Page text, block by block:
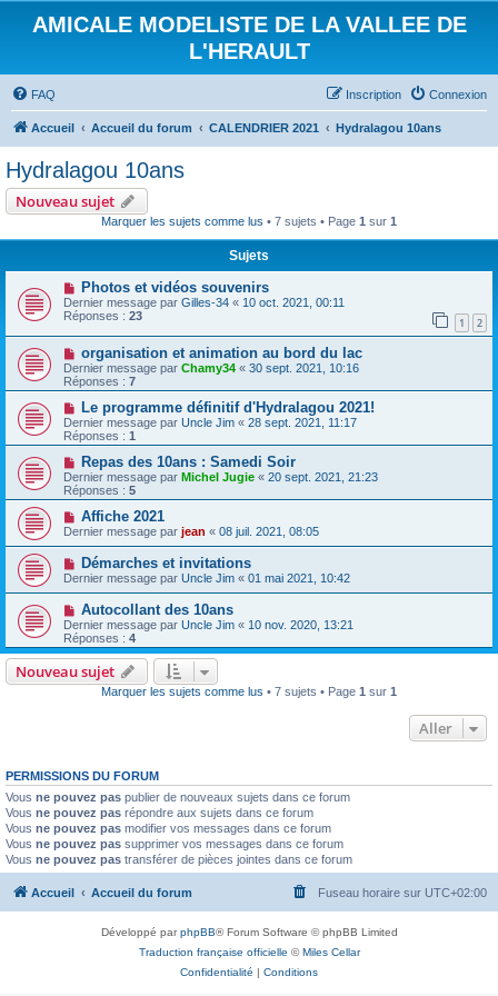
AMICALE MODELISTE DE LA VALLEE DE
L'HERAULT
FAQ Connexion
Inscription
Accueil Accueil du forum CALENDRIER 2021 Hydralagou 10ans
Hydralagou 10ans
Nouveau sujet
Marquer les sujets comme lus • 7 sujets • Page 1 sur 1
Sujets
Photos et vidéos souvenirs
Dernier message par Gilles-34 « 10 oct. 2021, 00:11
Réponses : 23 1 2
organisation et animation au bord du lac
Dernier message par Chamy34 « 30 sept. 2021, 10:16
Réponses : 7
Le programme définitif d'Hydralagou 2021!
Dernier message par Uncle Jim « 28 sept. 2021, 11:17
Réponses : 1
Repas des 10ans : Samedi Soir
Dernier message par Michel Jugie « 20 sept. 2021, 21:23
Réponses : 5
Affiche 2021
Dernier message par jean « 08 juil. 2021, 08:05
Démarches et invitations
Dernier message par Uncle Jim « 01 mai 2021, 10:42
Autocollant des 10ans
Dernier message par Uncle Jim « 10 nov. 2020, 13:21
Réponses : 4
Nouveau sujet
Marquer les sujets comme lus • 7 sujets • Page 1 sur 1
Aller
PERMISSIONS DU FORUM
Vous ne pouvez pas publier de nouveaux sujets dans ce forum
Vous ne pouvez pas répondre aux sujets dans ce forum
Vous ne pouvez pas modifier vos messages dans ce forum
Vous ne pouvez pas supprimer vos messages dans ce forum
Vous ne pouvez pas transférer de pièces jointes dans ce forum
Accueil Accueil du forum Fuseau horaire sur UTC+02:00
Développé parphpBB® Forum Software © phpBB Limited
Traduction française officielle ©Miles Cellar
Confidentialité | Conditions